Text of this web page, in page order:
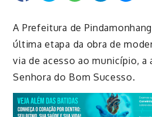
A Prefeitura de
última etapa da obra de
via de acesso ao município, a
Senhora do Bom Sucesso.